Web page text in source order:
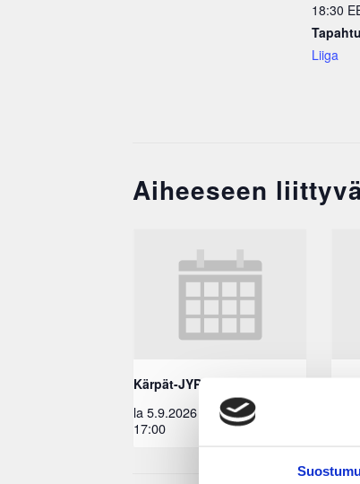
18:30
Liiga
Aiheeseen
Kärpät-JYP
la 5.9.2026
17:00
EEST